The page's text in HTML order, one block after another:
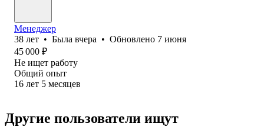
Менеджер
38 лет • Была вчера • Обновлено 7 июня
45 000 ₽
Не ищет работу
Общий опыт
16 лет 5 месяцев
Другие пользователи ищут